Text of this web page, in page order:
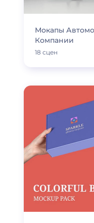
Мокапы
Компании
18 сцен